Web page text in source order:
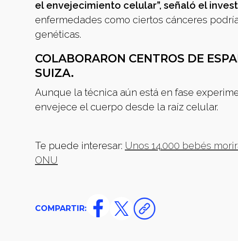
el envejecimiento celular”, señaló el
enfermedades como ciertos cánceres
genéticas.
COLABORARON CENTROS DE
SUIZA.
Aunque la técnica aún está en fase
envejece el cuerpo desde la raíz celular.
Te puede interesar: Unos 14.000 bebés
ONU
COMPARTIR: